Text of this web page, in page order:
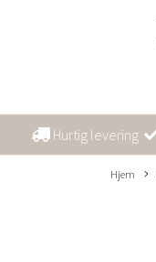
Hurtig levering
Hjem